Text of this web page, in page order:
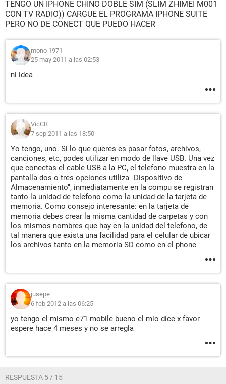
TENGO UN IPHONE CHINO DOBLE SIM (SLIM ZHIMEI M001
CON TV RADIO)) CARGUE EL PROGRAMA IPHONE SUITE
PERO NO DE CONECT QUE PUEDO HACER
mono 1971
25 may 2011 a las 02:53
ni idea
VicCR
7 sep 2011 a las 18:50
Yo tengo, uno. Si lo que queres es pasar fotos, archivos,
canciones, etc, podes utilizar en modo de llave USB. Una vez
que conectas el cable USB a la PC, el telefono muestra en la
pantalla dos o tres opciones utiliza "Dispositivo de
Almacenamiento", inmediatamente en la compu se registran
tanto la unidad de telefono como la unidad de la tarjeta de
memoria. Como consejo interesante: en la tarjeta de
memoria debes crear la misma cantidad de carpetas y con
los mismos nombres que hay en la unidad del telefono, de
tal manera que exista una facilidad para el celular de ubicar
los archivos tanto en la memoria SD como en el phone
jusepe
6 feb 2012 a las 06:25
yo tengo el mismo e71 mobile bueno el mio dice x favor
espere hace 4 meses y no se arregla
RESPUESTA 5 / 15